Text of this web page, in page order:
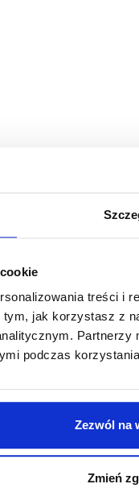
treści i
jak korzystasz z
Partnerzy
podczas
Zezwól na
Zmień